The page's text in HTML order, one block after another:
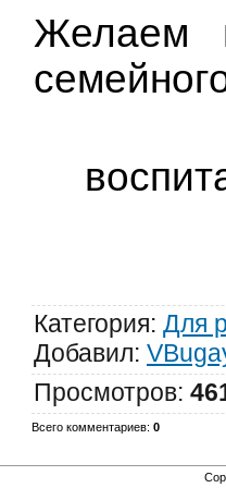
Желаем
Категория: Для
Добавил:
Просмотров:
Всего комментариев: 0